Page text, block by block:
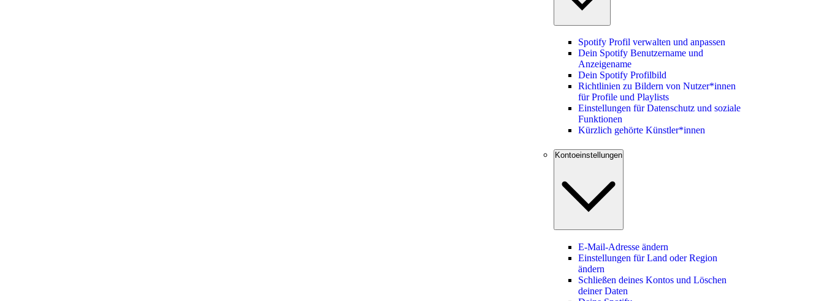
Spotify Profil verwalten und anpassen
Dein Spotify Benutzername und
Anzeigename
Dein Spotify Profilbild
Richtlinien zu Bildern von Nutzer*innen
für Profile und Playlists
Einstellungen für Datenschutz und soziale
Funktionen
Kürzlich gehörte Künstler*innen
Kontoeinstellungen
E-Mail-Adresse ändern
Einstellungen für Land oder Region
ändern
Schließen deines Kontos und Löschen
deiner Daten